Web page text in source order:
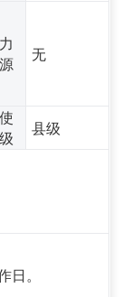
无
县级
。